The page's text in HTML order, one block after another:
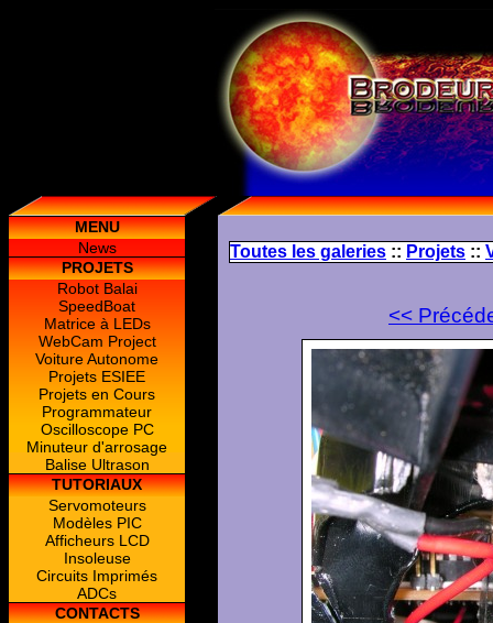
MENU
News
PROJETS
Robot Balai
SpeedBoat
Matrice à LEDs
WebCam Project
Voiture Autonome
Projets ESIEE
Projets en Cours
Programmateur
Oscilloscope PC
Minuteur d'arrosage
Balise Ultrason
TUTORIAUX
Servomoteurs
Modèles PIC
Afficheurs LCD
Insoleuse
Circuits Imprimés
ADCs
CONTACTS
Toutes les galeries :: Projets ::
<<